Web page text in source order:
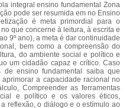
integral ensino fundamental Zona
pode ser resumida em no Ensino
é meta primordial para o
que concerne à leitura, à escrita e
9º ano), a meta é dar continuidade
bem como a compreensão do
do ambiente social e político e
um cidadão capaz e crítico. Caso
de ensino fundamental saiba que
a capacidade racional no
Compreender as ferramentas
e político e os valores éticos,
reflexão, o diálogo e o estímulo ao